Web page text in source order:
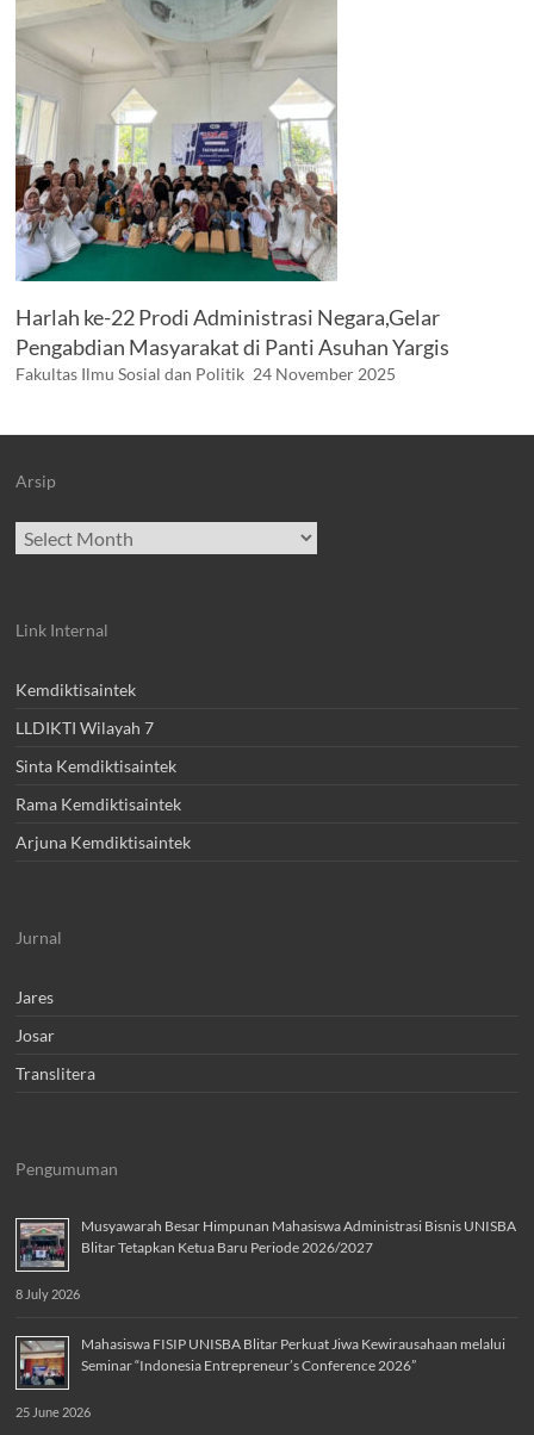
Harlah ke-22 Prodi Administrasi Negara,Gelar
Pengabdian Masyarakat di Panti Asuhan Yargis
Fakultas Ilmu Sosial dan Politik 24 November 2025
Arsip
Archives
Link Internal
Kemdiktisaintek
LLDIKTI Wilayah 7
Sinta Kemdiktisaintek
Rama Kemdiktisaintek
Arjuna Kemdiktisaintek
Jurnal
Jares
Josar
Translitera
Pengumuman
Musyawarah Besar Himpunan Mahasiswa Administrasi Bisnis UNISBA
Blitar Tetapkan Ketua Baru Periode 2026/2027
8 July 2026
Mahasiswa FISIP UNISBA Blitar Perkuat Jiwa Kewirausahaan melalui
Seminar “Indonesia Entrepreneur’s Conference 2026”
25 June 2026